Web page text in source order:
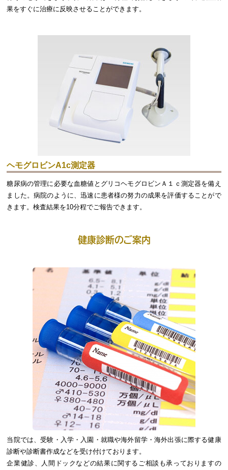
果をすぐに治療に反映させることができます。
ヘモグロビンA1c測定器
糖尿病の管理に必要な血糖値とグリコヘモグロビンＡ１ｃ測定器を備え
ました。病院のように、迅速に患者様の努力の成果を評価することがで
きます。検査結果を10分程でご報告できます。
健康診断のご案内
当院では、受験・入学・入園・就職や海外留学・海外出張に際する健康
診断や診断書作成などを受け付けております。
企業健診、人間ドックなどの結果に関するご相談も承っておりますの